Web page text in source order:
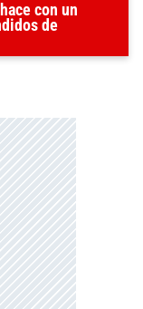
con un
de